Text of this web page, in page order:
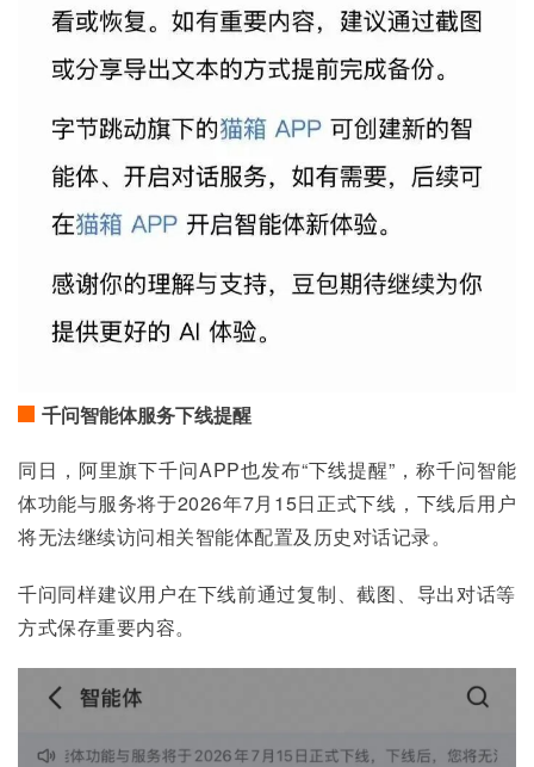
千问智能体服务下线提醒
同日，阿里旗下千问APP也发布“下线提醒”，称千问智能
体功能与服务将于2026年7月15日正式下线，下线后用户
将无法继续访问相关智能体配置及历史对话记录。
千问同样建议用户在下线前通过复制、截图、导出对话等
方式保存重要内容。